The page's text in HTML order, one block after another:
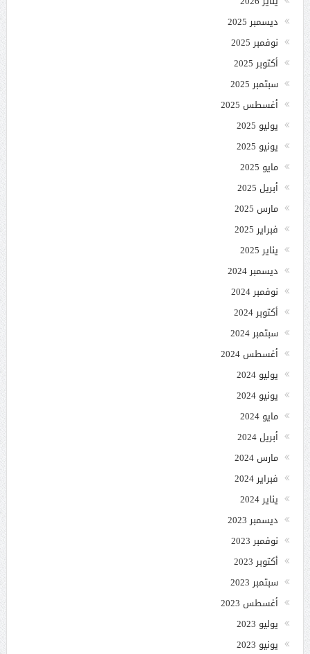
ديسمبر 2025
نوفمبر 2025
أكتوبر 2025
سبتمبر 2025
أغسطس 2025
يوليو 2025
يونيو 2025
مايو 2025
أبريل 2025
مارس 2025
فبراير 2025
يناير 2025
ديسمبر 2024
نوفمبر 2024
أكتوبر 2024
سبتمبر 2024
أغسطس 2024
يوليو 2024
يونيو 2024
مايو 2024
أبريل 2024
مارس 2024
فبراير 2024
يناير 2024
ديسمبر 2023
نوفمبر 2023
أكتوبر 2023
سبتمبر 2023
أغسطس 2023
يوليو 2023
يونيو 2023